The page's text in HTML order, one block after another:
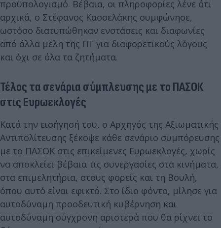
προϋπολογισμό. Βέβαια, οι πληροφορίες λένε ότι
αρχικά, ο Στέφανος Κασσελάκης συμφώνησε,
ωστόσο διατυπώθηκαν ενστάσεις και διαφωνίες
από άλλα μέλη της ΠΓ για διαφορετικούς λόγους
και όχι σε όλα τα ζητήματα.
Τέλος τα σενάρια σύμπλευσης με το ΠΑΣΟΚ
στις Ευρωεκλογές
Κατά την εισήγησή του, ο Αρχηγός της Αξιωματικής
Αντιπολίτευσης ξέκοψε κάθε σενάριο συμπόρευσης
με το ΠΑΣΟΚ στις επικείμενες Ευρωεκλογές, χωρίς
να αποκλείει βέβαια τις συνεργασίες στα κινήματα,
στα επιμελητήρια, στους φορείς και τη Βουλή,
όπου αυτό είναι εφικτό. Στο ίδιο φόντο, μίλησε για
αυτοδύναμη προοδευτική κυβέρνηση και
αυτοδύναμη σύγχρονη αριστερά που θα ρίχνει το